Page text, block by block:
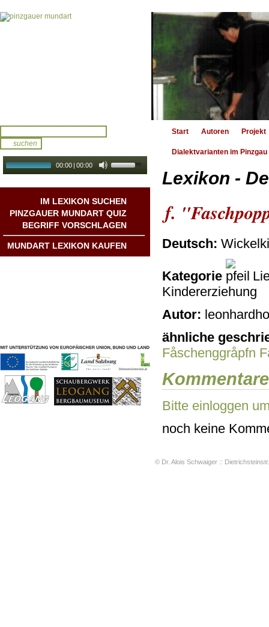
00:00 | 00:00
IM LEXIKON SUCHEN
PINZGAUER MUNDART QUIZ
BEGRIFF VORSCHLAGEN
MUNDART LEXIKON KAUFEN
Start Autoren Projekt
Dialektvarianten im Pinzgau
Lexikon -
f.
Deutsch:
Kategorie
Kindererziehung
Autor:
ähnliche
Fåschenggråpfn
Kommentare
Bitte einloggen
noch keine
© Dr. Alois Schwaiger ::